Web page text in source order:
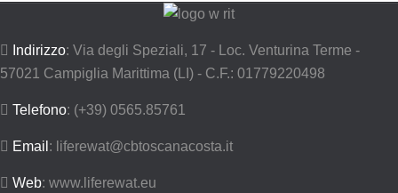
Indirizzo: Via degli Speziali, 17 - Loc. Venturina Terme -
57021 Campiglia Marittima (LI) - C.F.: 01779220498
Telefono: (+39) 0565.85761
Email : liferewat@cbtoscanacosta.it
Web: www.liferewat.eu